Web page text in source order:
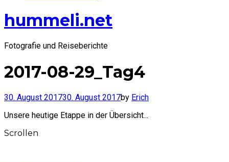
hummeli.net
Fotografie und Reiseberichte
2017-08-29_Tag4
30. August 201730. August 2017by Erich
Unsere heutige Etappe in der Übersicht...
Scrollen